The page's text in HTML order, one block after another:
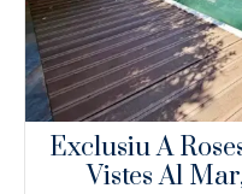
Exclusiu A
Vistes Al